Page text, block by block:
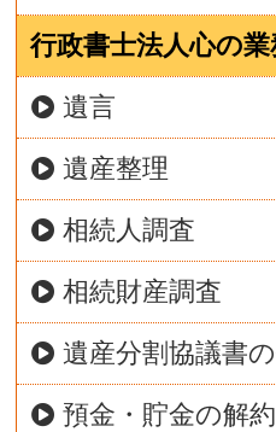
行政書士法人心の
遺言
遺産整理
相続人調査
相続財産調査
遺産分割協議書
預金・貯金の解